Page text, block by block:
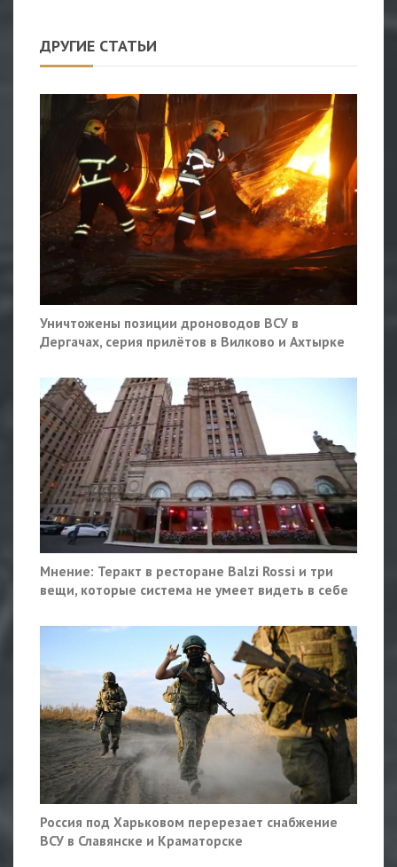
ДРУГИЕ СТАТЬИ
Уничтожены позиции дроноводов ВСУ в
Дергачах, серия прилётов в Вилково и Ахтырке
Мнение: Теракт в ресторане Balzi Rossi и три
вещи, которые система не умеет видеть в себе
Россия под Харьковом перерезает снабжение
ВСУ в Славянске и Краматорске